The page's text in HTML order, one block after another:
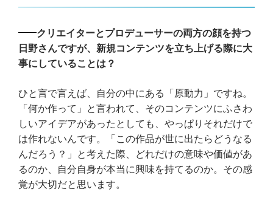
クリエイターとプロデューサーの両方の顔を持つ
日野さんですが、新規コンテンツを立ち上げる際に大
事にしていることは？
ひと言で言えば、自分の中にある「原動力」ですね。
「何か作って」と言われて、そのコンテンツにふさわ
しいアイデアがあったとしても、やっぱりそれだけで
は作れないんです。「この作品が世に出たらどうなる
んだろう？」と考えた際、どれだけの意味や価値があ
るのか、自分自身が本当に興味を持てるのか。その感
覚が大切だと思います。